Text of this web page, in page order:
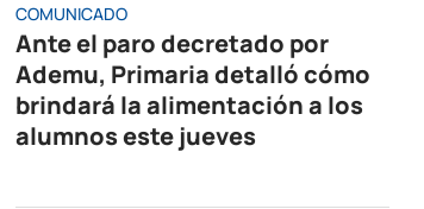
COMUNICADO
Ante el paro decretado por
Ademu, Primaria detalló cómo
brindará la alimentación a los
alumnos este jueves